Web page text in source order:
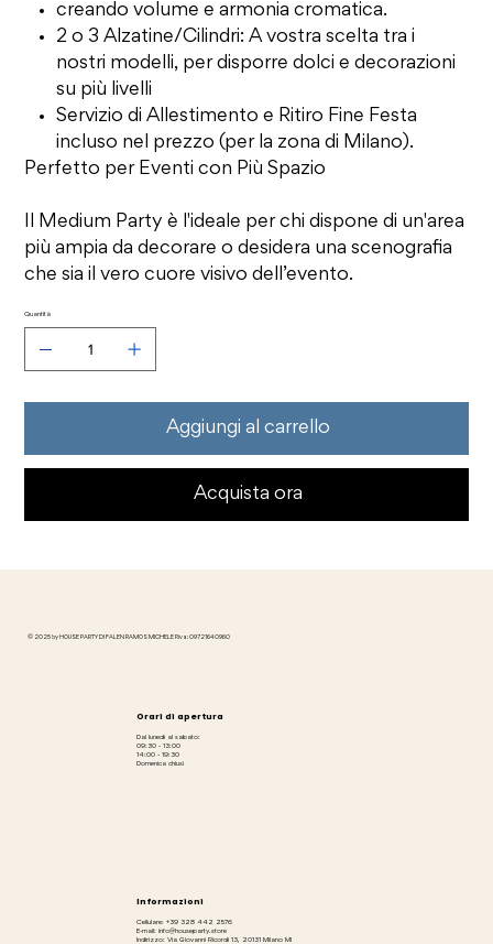
creando volume e armonia cromatica.
2 o 3 Alzatine/Cilindri: A vostra scelta tra i
nostri modelli, per disporre dolci e decorazioni
su più livelli
Servizio di Allestimento e Ritiro Fine Festa
incluso nel prezzo (per la zona di Milano).
Perfetto per Eventi con Più Spazio
Il Medium Party è l'ideale per chi dispone di un'area
più ampia da decorare o desidera una scenografia
che sia il vero cuore visivo dell’evento.
Quantità
Aggiungi al carrello
Acquista ora
© 2025 by HOUSE PARTY DI FALEN RAMOS MICHELE P.iva: 09721640960
Orari di apertura
Dal lunedì al sabato:
09:30 - 13:00
14:00 - 19:30
Domenica chiusi
Informazioni
Cellulare: +39 328 442 2576
E-mail: info@houseparty.store
Indirizzo: Via Giovanni Ricordi 13, 20131 Milano MI